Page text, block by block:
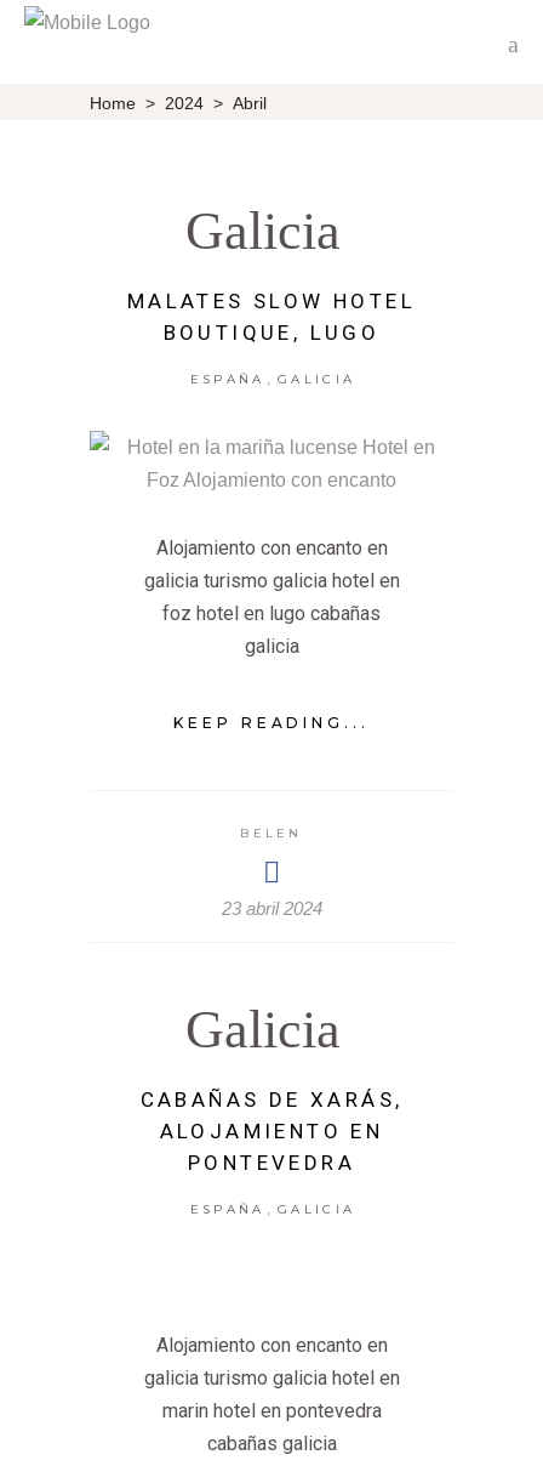
Home > 2024 > Abril
Galicia
MALATES SLOW HOTEL
BOUTIQUE, LUGO
ESPAÑA , GALICIA
Alojamiento con encanto en
galicia turismo galicia hotel en
foz hotel en lugo cabañas
galicia
KEEP READING...
BELEN
23 abril 2024
Galicia
CABAÑAS DE XARÁS,
ALOJAMIENTO EN
PONTEVEDRA
ESPAÑA , GALICIA
Alojamiento con encanto en
galicia turismo galicia hotel en
marin hotel en pontevedra
cabañas galicia